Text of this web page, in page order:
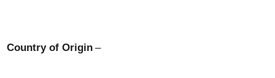
Country of Origin –